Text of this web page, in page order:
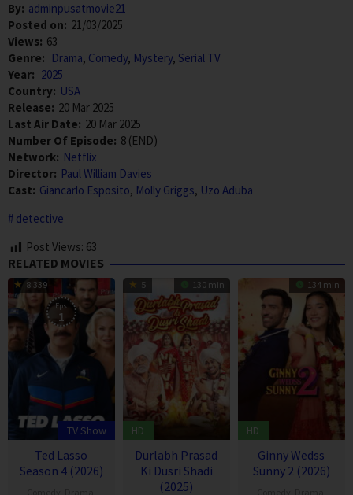
By: adminpusatmovie21
Posted on: 21/03/2025
Views: 63
Genre: Drama, Comedy, Mystery, Serial TV
Year: 2025
Country: USA
Release: 20 Mar 2025
Last Air Date: 20 Mar 2025
Number Of Episode: 8 (END)
Network: Netflix
Director: Paul William Davies
Cast: Giancarlo Esposito, Molly Griggs, Uzo Aduba
detective
Post Views: 63
RELATED MOVIES
8.339
Eps:
1
TV Show
Ted Lasso
Season 4 (2026)
5 130 min
HD
Durlabh Prasad
Ki Dusri Shadi
(2025)
134 min
HD
Ginny Wedss
Sunny 2 (2026)